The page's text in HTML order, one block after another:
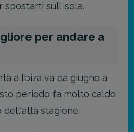
spostarti sull'isola.
per andare a
a Ibiza va da giugno a
periodo fa molto caldo
dell'alta stagione.